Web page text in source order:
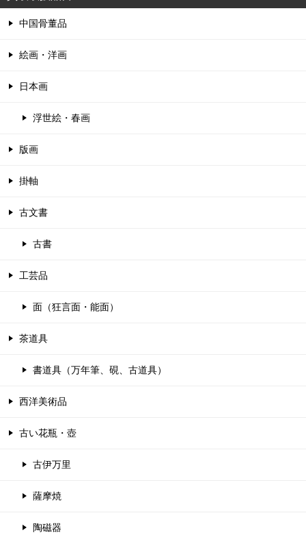
中国骨董品
絵画・洋画
日本画
浮世絵・春画
版画
掛軸
古文書
古書
工芸品
面（狂言面・能面）
茶道具
書道具（万年筆、硯、古道具）
西洋美術品
古い花瓶・壺
古伊万里
薩摩焼
陶磁器